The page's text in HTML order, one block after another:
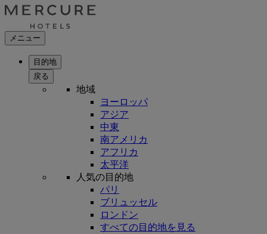
メニュー
目的地
戻る
地域
ヨーロッパ
アジア
中東
南アメリカ
アフリカ
太平洋
人気の目的地
パリ
ブリュッセル
ロンドン
すべての目的地を見る